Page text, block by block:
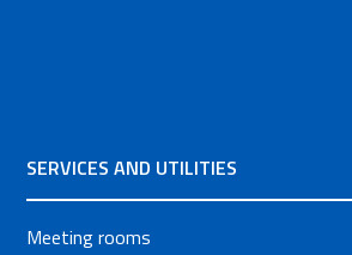
SERVICES AND UTILITIES
Meeting rooms